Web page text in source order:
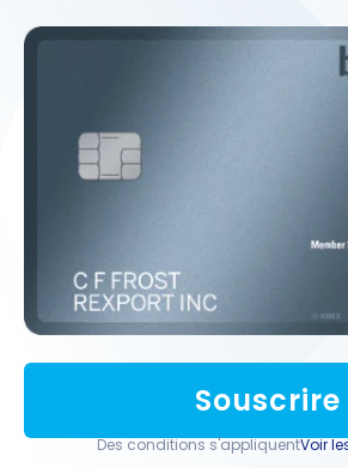
Souscrire
Des conditions s'appliquentVoir